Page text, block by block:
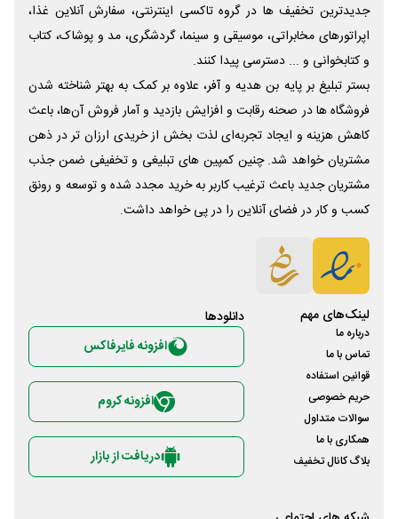
جدیدترین تخفیف ها در گروه تاکسی اینترنتی، سفارش آنلاین غذا،
اپراتورهای مخابراتی، موسیقی و سینما، گردشگری، مد و پوشاک، کتاب
و کتابخوانی و ... دسترسی پیدا کنند.
بستر تبلیغ بر پایه بن هدیه و آفر، علاوه بر کمک به بهتر شناخته شدن
فروشگاه ها در صحنه رقابت و افزایش بازدید و آمار فروش آن‌ها، باعث
کاهش هزینه و ایجاد تجربه‌ای لذت بخش از خریدی ارزان تر در ذهن
مشتریان خواهد شد. چنین کمپین های تبلیغی و تخفیفی ضمن جذب
مشتریان جدید باعث ترغیب کاربر به خرید مجدد شده و توسعه و رونق
کسب و کار در فضای آنلاین را در پی خواهد داشت.
لینک‌های مهم
درباره ما
تماس با ما
قوانین استفاده
حریم خصوصی
سوالات متداول
همکاری با ما
بلاگ کانال تخفیف
دانلود‌ها
افزونه فایرفاکس
افزونه کروم
دریافت از بازار